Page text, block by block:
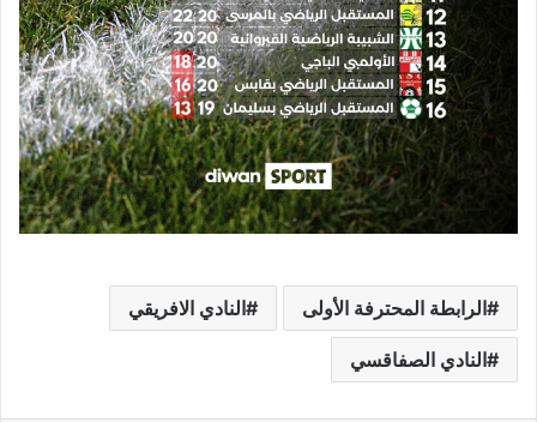
الرابطة المحترفة الأولى النادي الافريقي
النادي الصفاقسي